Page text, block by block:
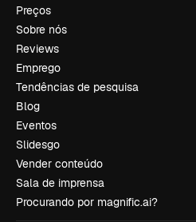
Preços
Sobre nós
Reviews
Emprego
Tendências de pesquisa
Blog
Eventos
Slidesgo
Vender conteúdo
Sala de imprensa
Procurando por magnific.ai?